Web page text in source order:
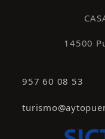
14500
957 60 08 53